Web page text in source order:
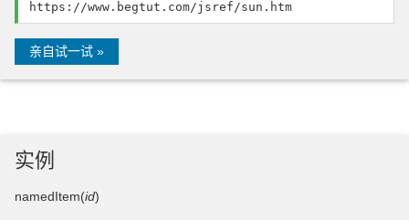
https://www.begtut.com/jsref/sun.htm
亲自试一试 »
实例
namedItem(id)